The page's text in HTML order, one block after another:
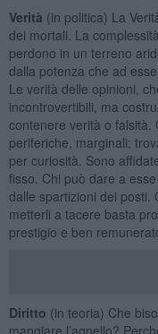
Verità (in politica) La
dei mortali. La
perdono in un terreno
dalla potenza che ad
Le verità delle opinioni,
incontrovertibili, ma
contenere verità o falsità.
periferiche, marginali;
per curiosità. Sono
fisso. Chi può dare a
dalle spartizioni dei posti.
metterli a tacere basta
prestigio e ben
Diritto (in teoria) Che
mangiare l’agnello?